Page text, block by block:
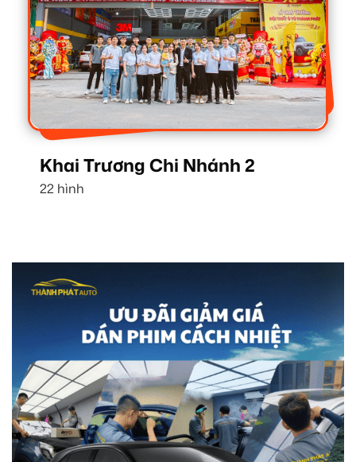
Khai Trương Chi Nhánh 2
22 hình